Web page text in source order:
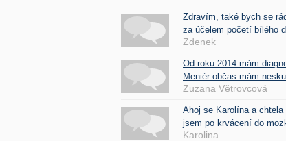
Zdravím, také bych se
za účelem početí bílého
Zdenek
Od roku 2014 mám
Meniér občas mám
Zuzana Větrovcová
Ahoj se Karolína a
jsem po krvácení do
Karolina